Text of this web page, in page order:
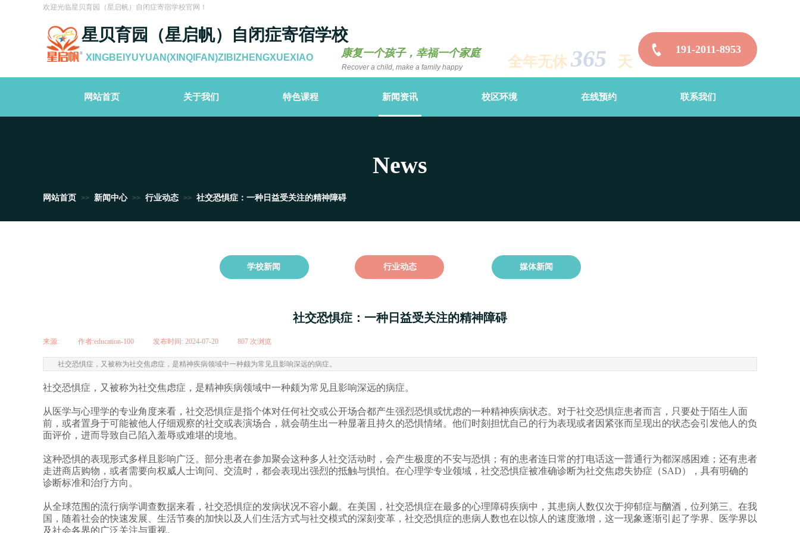
191-2011-8953
星贝育园（星启帆）自闭症寄宿学校
XINGBEIYUYUAN(XINQIFAN)ZIBIZHENGXUEXIAO 康复一个孩子，幸福一个家庭
Recover a child, make a family happy 全年无休 365 天
欢迎光临星贝育园（星启帆）自闭症寄宿学校官网！
网站首页 关于我们 特色课程 新闻资讯 校区环境 在线预约 联系我们
网站首页 >> 新闻中心 >> 行业动态 >> 社交恐惧症：一种日益受关注的精神障碍
News
学校新闻 行业动态 媒体新闻
社交恐惧症：一种日益受关注的精神障碍
来源: 作者:education-100 发布时间: 2024-07-20 807 次浏览
社交恐惧症，又被称为社交焦虑症，是精神疾病领域中一种颇为常见且影响深远的病症。
社交恐惧症 ，又被称为社交焦虑症，是精神疾病领域中一种颇为常见且影响深远的病症。
从医学与心理学的专业角度来看，社交恐惧症是指个体对任何社交或公开场合都产生强烈恐惧或忧虑的一种精神疾病状态。对于社交恐惧症患者而言，只要处于陌生人面
前，或者置身于可能被他人仔细观察的社交或表演场合，就会萌生出一种显著且持久的恐惧情绪。他们时刻担忧自己的行为表现或者因紧张而呈现出的状态会引发他人的负
面评价，进而导致自己陷入羞辱或难堪的境地。
这种恐惧的表现形式多样且影响广泛。部分患者在参加聚会这种多人社交活动时，会产生极度的不安与恐惧；有的患者连日常的打电话这一普通行为都深感困难；还有患者
走进商店购物，或者需要向权威人士询问、交流时，都会表现出强烈的抵触与惧怕。在心理学专业领域，社交恐惧症被准确诊断为社交焦虑失协症（SAD），具有明确的
诊断标准和治疗方向。
从全球范围的流行病学调查数据来看，社交恐惧症的发病状况不容小觑。在美国，社交恐惧症在最多的心理障碍疾病中，其患病人数仅次于抑郁症与酗酒，位列第三。在我
国，随着社会的快速发展、生活节奏的加快以及人们生活方式与社交模式的深刻变革，社交恐惧症的患病人数也在以惊人的速度激增，这一现象逐渐引起了学界、医学界以
及社会各界的广泛关注与重视。